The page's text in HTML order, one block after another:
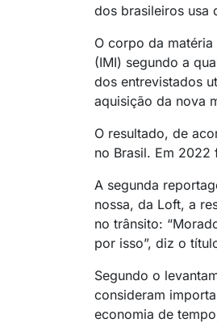
dos brasileiros usa
O corpo da
(IMI) segundo a
dos entrevistados
aquisição da nova
O resultado, de
no Brasil. Em 2022
A segunda
nossa, da Loft, a
no trânsito:
por isso”, diz o
Segundo o
consideram
economia de